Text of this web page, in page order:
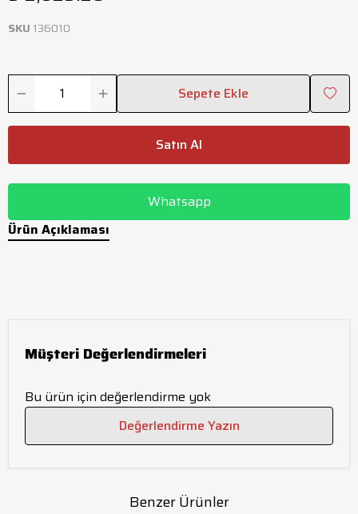
SKU 136010
Sepete Ekle
Satın Al
Whatsapp
Ürün Açıklaması
Müşteri Değerlendirmeleri
Bu ürün için değerlendirme yok
Değerlendirme Yazın
Benzer Ürünler